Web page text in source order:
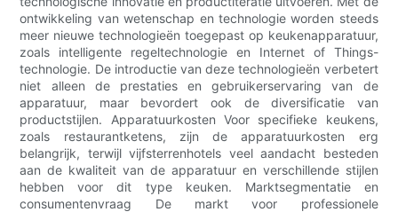
ontwikkeling van wetenschap en technologie worden steeds
meer nieuwe technologieën toegepast op keukenapparatuur,
zoals intelligente regeltechnologie en Internet of Things-
technologie. De introductie van deze technologieën verbetert
niet alleen de prestaties en gebruikerservaring van de
apparatuur, maar bevordert ook de diversificatie van
productstijlen. Apparatuurkosten Voor specifieke keukens,
zoals restaurantketens, zijn de apparatuurkosten erg
belangrijk, terwijl vijfsterrenhotels veel aandacht besteden
aan de kwaliteit van de apparatuur en verschillende stijlen
hebben voor dit type keuken. Marktsegmentatie en
consumentenvraag De markt voor professionele